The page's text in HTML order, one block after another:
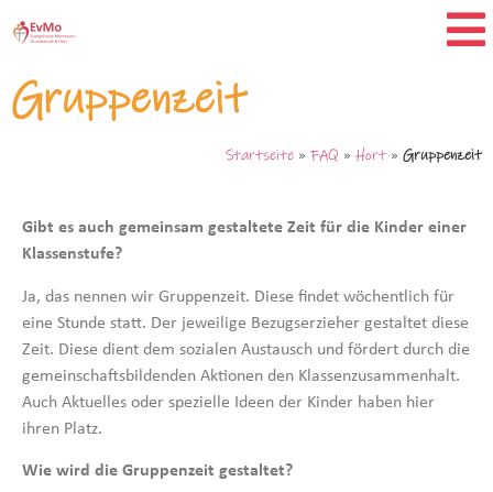
Gruppenzeit
Startseite » FAQ » Hort » Gruppenzeit
Gibt es auch gemeinsam gestaltete Zeit für die Kinder einer
Klassenstufe?
Ja, das nennen wir Gruppenzeit. Diese findet wöchentlich für
eine Stunde statt. Der jeweilige Bezugserzieher gestaltet diese
Zeit. Diese dient dem sozialen Austausch und fördert durch die
gemeinschaftsbildenden Aktionen den Klassenzusammenhalt.
Auch Aktuelles oder spezielle Ideen der Kinder haben hier
ihren Platz.
Wie wird die Gruppenzeit gestaltet?